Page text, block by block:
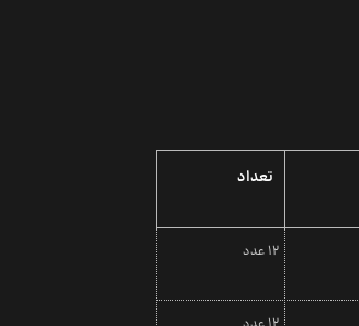
تعداد
12 عدد